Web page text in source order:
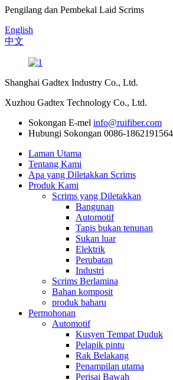
Pengilang dan Pembekal Laid Scrims
English
中文
Shanghai Gadtex Industry Co., Ltd.
Xuzhou Gadtex Technology Co., Ltd.
Sokongan E-mel info@ruifiber.com
Hubungi Sokongan 0086-
Laman Utama
Tentang Kami
Apa yang Diletakkan Scrims
Produk Kami
Scrims yang Diletakkan
Bangunan
Automotif
Tapis bukan tenunan
Sukan luar
Elektrik
Perubatan
Industri
Scrims Berlamina
Bahan komposit
produk baharu
Permohonan
Automotif
Kusyen Tempat Duduk
Pelapik pintu
Rak Belakang
Penampilan utama
Perisai Bawah